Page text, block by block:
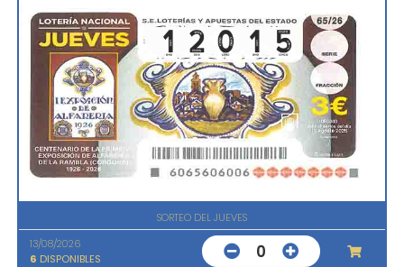
SORTEO DEL JUEVES
13/08/2026
6 DISPONIBLES 0